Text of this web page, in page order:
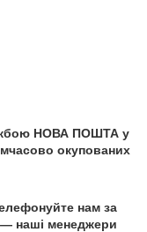
НОВА ПОШТА у
окупованих
нам за
— наші менеджери